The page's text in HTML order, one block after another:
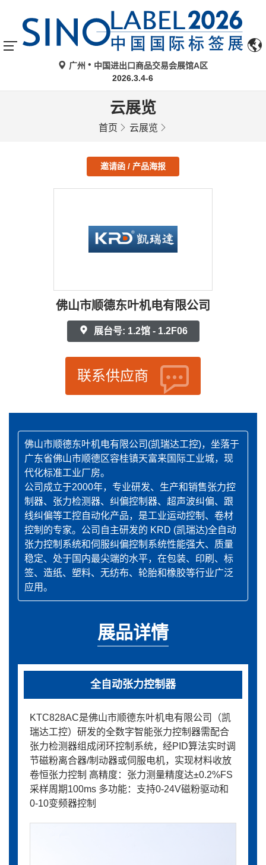
广州
中国进出口商品交易会展馆A区
2026.3.4-6
云展览
首页 云展览
邀请函 / 产品海报
佛山市顺德东叶机电有限公司
展台号: 1.2馆 - 1.2F06
联系供应商
佛山市顺德东叶机电有限公司(凯瑞达工控)，坐落于
广东省佛山市顺德区容桂镇天富来国际工业城，现
代化标准工业厂房。
公司成立于2000年，专业研发、生产和销售张力控
制器、张力检测器、纠偏控制器、超声波纠偏、跟
线纠偏等工控自动化产品，是工业运动控制、卷材
控制的专家。公司自主研发的 KRD (凯瑞达)全自动
张力控制系统和伺服纠偏控制系统性能强大、质量
稳定、处于国内最尖端的水平，在包装、印刷、标
签、造纸、塑料、无纺布、轮胎和橡胶等行业广泛
应用。
展品详情
全自动张力控制器
KTC828AC是佛山市顺德东叶机电有限公司（凯
瑞达工控）研发的全数字智能张力控制器需配合
张力检测器组成闭环控制系统，经PID算法实时调
节磁粉离合器/制动器或伺服电机，实现材料收放
卷恒张力控制 高精度：张力测量精度达±0.2%FS
采样周期100ms 多功能：支持0-24V磁粉驱动和
0-10变频器控制